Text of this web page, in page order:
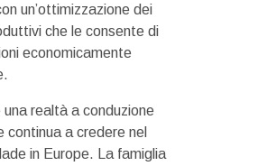
un’ottimizzazione dei
che le consente di
economicamente
realtà a conduzione
continua a credere nel
in Europe. La famiglia